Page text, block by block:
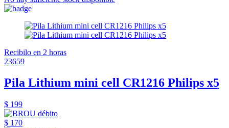
Recibilo en 2 horas
23659
Pila Lithium mini cell CR1216 Philips x5
$ 199
$ 170